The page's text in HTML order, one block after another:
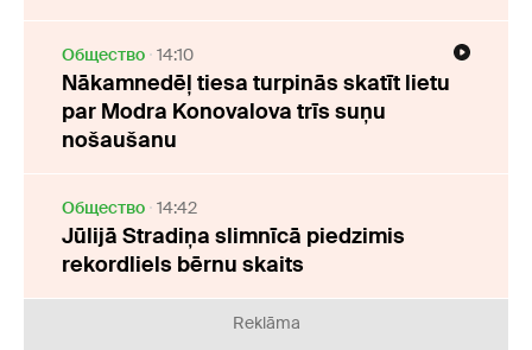
Oбщество 14:10
Nākamnedēļ tiesa turpinās skatīt lietu
par Modra Konovalova trīs suņu
nošaušanu
Oбщество 14:42
Jūlijā Stradiņa slimnīcā piedzimis
rekordliels bērnu skaits
Reklāma